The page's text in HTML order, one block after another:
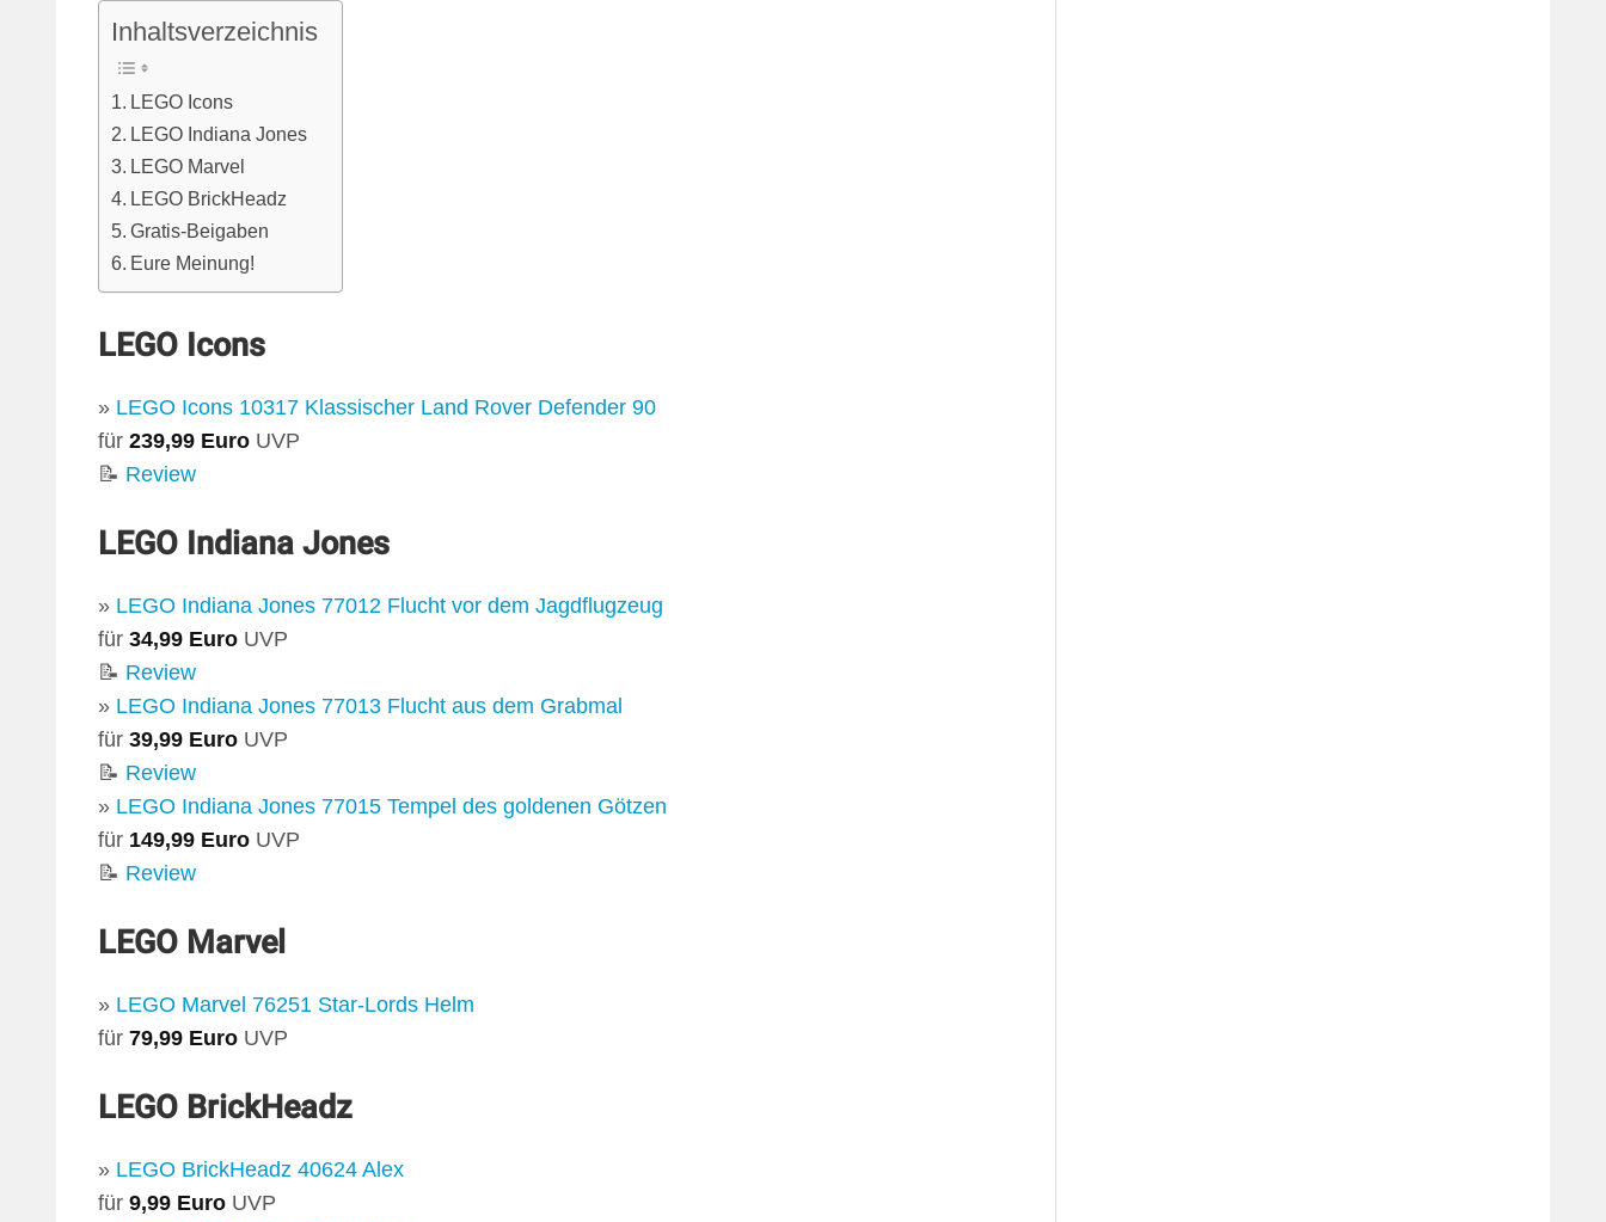
Inhaltsverzeichnis
LEGO Icons
LEGO Indiana Jones
LEGO Marvel
LEGO BrickHeadz
Gratis-Beigaben
Eure Meinung!
LEGO Icons
» LEGO Icons 10317 Klassischer Land Rover Defender 90
für 239,99 Euro UVP
📝 Review
LEGO Indiana Jones
» LEGO Indiana Jones 77012 Flucht vor dem Jagdflugzeug
für 34,99 Euro UVP
📝 Review
» LEGO Indiana Jones 77013 Flucht aus dem Grabmal
für 39,99 Euro UVP
📝 Review
» LEGO Indiana Jones 77015 Tempel des goldenen Götzen
für 149,99 Euro UVP
📝 Review
LEGO Marvel
» LEGO Marvel 76251 Star-Lords Helm
für 79,99 Euro UVP
LEGO BrickHeadz
» LEGO BrickHeadz 40624 Alex
für 9,99 Euro UVP